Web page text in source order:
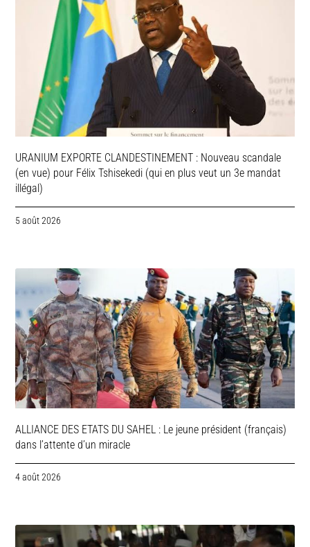
URANIUM EXPORTE CLANDESTINEMENT : Nouveau scandale
(en vue) pour Félix Tshisekedi (qui en plus veut un 3e mandat
illégal)
5 août 2026
ALLIANCE DES ETATS DU SAHEL : Le jeune président (français)
dans l’attente d’un miracle
4 août 2026